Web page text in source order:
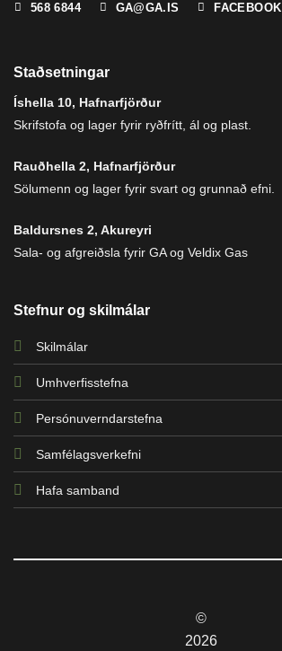
568 6844 GA@GA.IS FACEBOOK
Staðsetningar
Íshella 10, Hafnarfjörður
Skrifstofa og lager fyrir ryðfrítt, ál og plast.
Rauðhella 2, Hafnarfjörður
Sölumenn og lager fyrir svart og grunnað efni.
Baldursnes 2, Akureyri
Sala- og afgreiðsla fyrir GA og Veldix Gas
Stefnur og skilmálar
Skilmálar
Umhverfisstefna
Persónuverndarstefna
Samfélagsverkefni
Hafa samband
©
2026